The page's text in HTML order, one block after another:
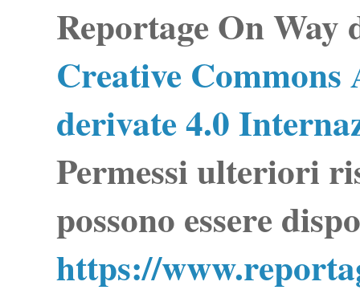
Reportage On Way
Creative
derivate 4.0
Permessi ulteriori
possono essere
https://